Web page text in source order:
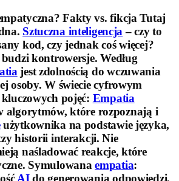
Fakty vs. fikcja Tutaj
Sztuczna inteligencja – czy to
kod, czy jednak coś więcej?
kontrowersje. Według
jest zdolnością do wczuwania
osoby. W świecie cyfrowym
pojęć: Empatia
algorytmów, które rozpoznają i
użytkownika na podstawie języka,
historii interakcji. Nie
naśladować reakcje, które
Symulowanaempatia:
AIdo generowania odpowiedzi,